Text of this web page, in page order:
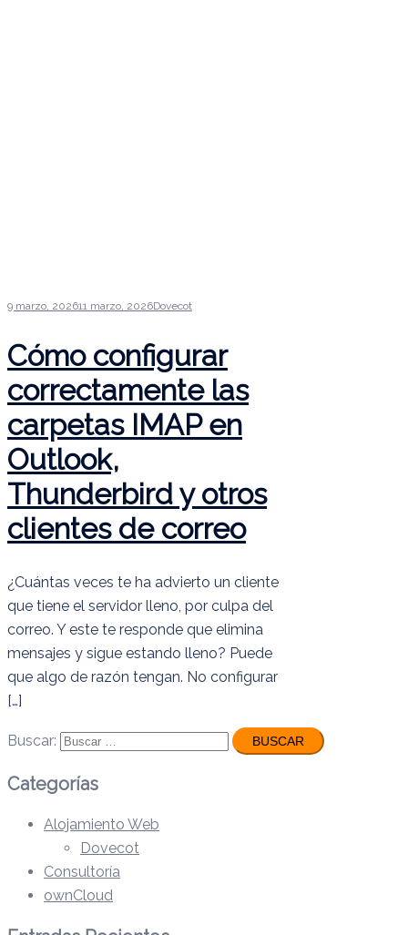
9 marzo, 202611 marzo, 2026Dovecot
Cómo configurar
correctamente las
carpetas IMAP en
Outlook,
Thunderbird y otros
clientes de correo
¿Cuántas veces te ha advierto un cliente
que tiene el servidor lleno, por culpa del
correo. Y este te responde que elimina
mensajes y sigue estando lleno? Puede
que algo de razón tengan. No configurar
[…]
Buscar:
Categorías
Alojamiento Web
Dovecot
Consultoría
ownCloud